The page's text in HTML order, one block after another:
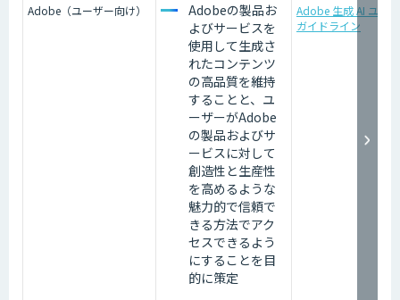
Adobe（ユーザー向け）
Adobeの製品お
よびサービスを
使用して生成さ
れたコンテンツ
の高品質を維持
することと、ユ
ーザーがAdobe
の製品およびサ
ービスに対して
創造性と生産性
を高めるような
魅力的で信頼で
きる方法でアク
セスできるよう
にすることを目
的に策定
Adobe 生成 AI ユー
ガイドライン